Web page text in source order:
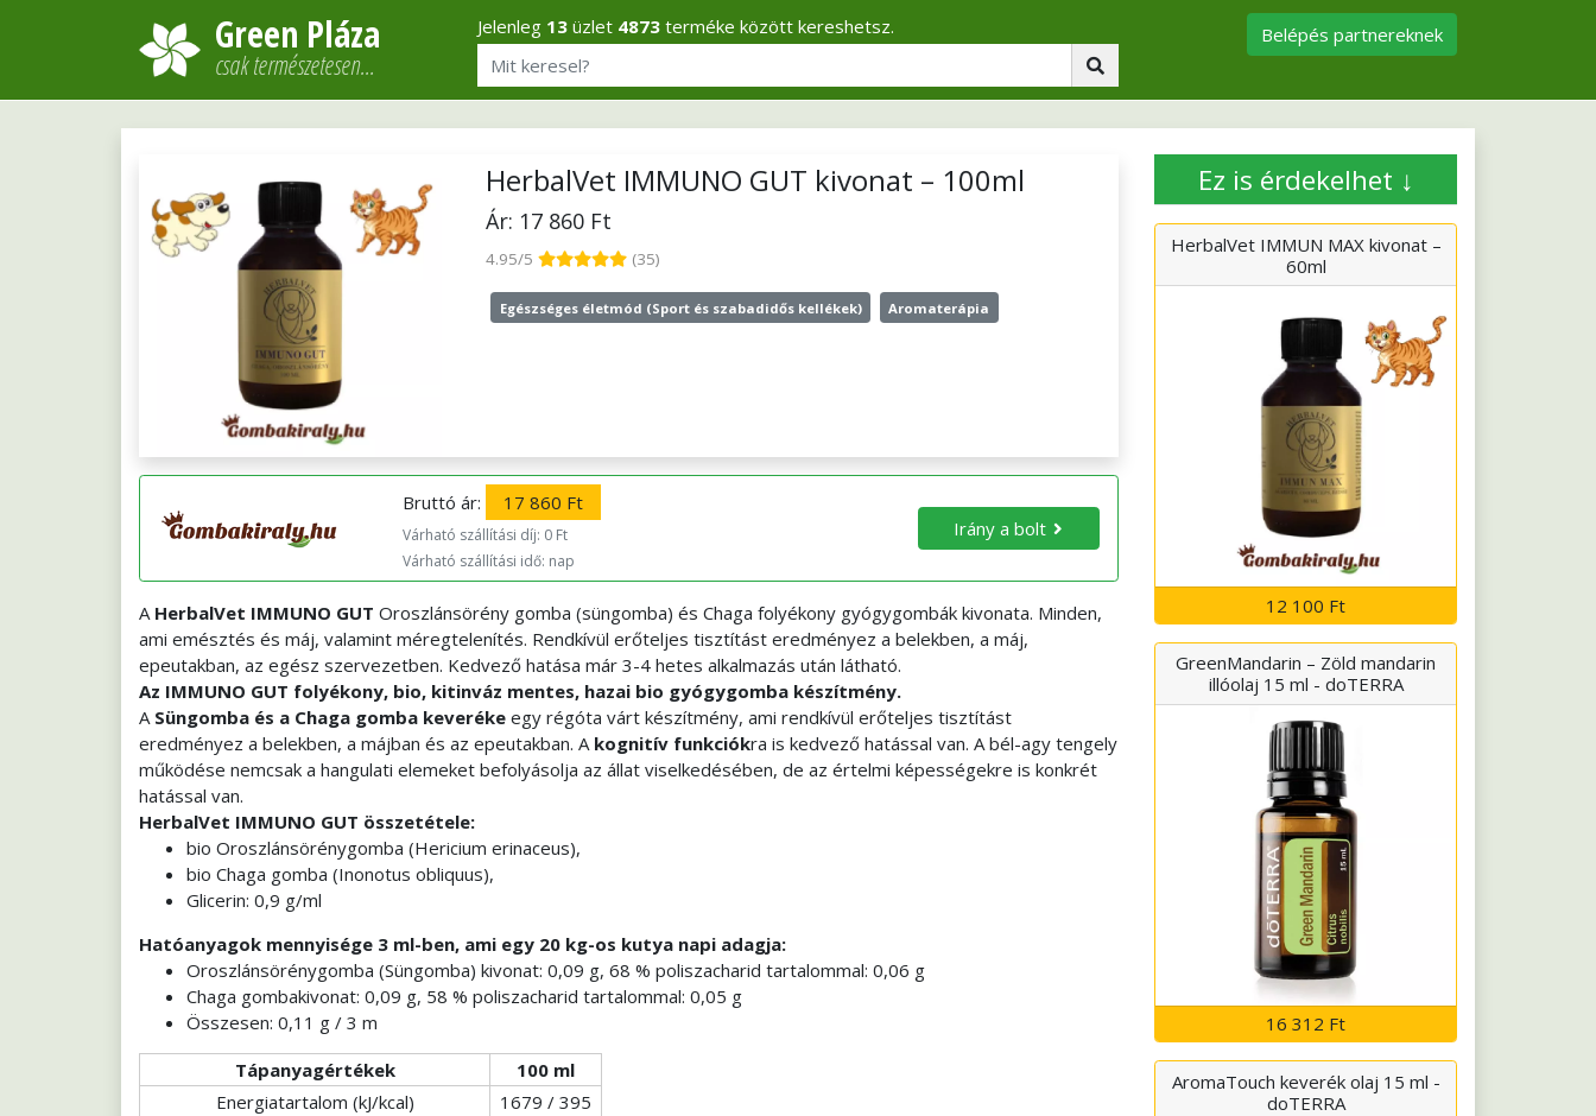
Green Pláza
csak természetesen…
Jelenleg 13 üzlet 4873 terméke között kereshetsz. Belépés partnereknek
HerbalVet IMMUNO GUT kivonat – 100ml
Ár: 17 860 Ft
4.95/5 (35)
Egészséges életmód (Sport és szabadidős kellékek) Aromaterápia
Bruttó ár: 17 860 Ft
Várható szállítási díj: 0 Ft
Várható szállítási idő: nap
Irány a bolt
A HerbalVet IMMUNO GUT Oroszlánsörény gomba (süngomba) és Chaga folyékony gyógygombák kivonata. Minden,
ami emésztés és máj, valamint méregtelenítés. Rendkívül erőteljes tisztítást eredményez a belekben, a máj,
epeutakban, az egész szervezetben. Kedvező hatása már 3-4 hetes alkalmazás után látható.
Az IMMUNO GUT folyékony, bio, kitinváz mentes, hazai bio gyógygomba készítmény.
A Süngomba és a Chaga gomba keveréke egy régóta várt készítmény, ami rendkívül erőteljes tisztítást
eredményez a belekben, a májban és az epeutakban. A kognitív funkciókra is kedvező hatással van. A bél-agy tengely
működése nemcsak a hangulati elemeket befolyásolja az állat viselkedésében, de az értelmi képességekre is konkrét
hatással van.
HerbalVet IMMUNO GUT összetétele:
bio Oroszlánsörénygomba (Hericium erinaceus),
bio Chaga gomba (Inonotus obliquus),
Glicerin: 0,9 g/ml
Hatóanyagok mennyisége 3 ml-ben, ami egy 20 kg-os kutya napi adagja:
Oroszlánsörénygomba (Süngomba) kivonat: 0,09 g, 68 % poliszacharid tartalommal: 0,06 g
Chaga gombakivonat: 0,09 g, 58 % poliszacharid tartalommal: 0,05 g
Összesen: 0,11 g / 3 m
Tápanyagértékek
100 ml
Energiatartalom (kJ/kcal)
1679 / 395
Ez is érdekelhet ↓
HerbalVet IMMUN MAX kivonat –
60ml
12 100 Ft
GreenMandarin – Zöld mandarin
illóolaj 15 ml - doTERRA
16 312 Ft
AromaTouch keverék olaj 15 ml -
doTERRA